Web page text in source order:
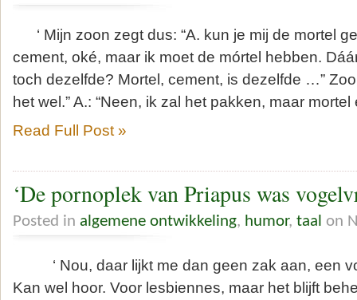
‘ Mijn zoon zegt dus: “A. kun je mij de mortel
cement, oké, maar ik moet de mórtel hebben.
toch dezelfde? Mortel, cement, is dezelfde …”
het wel.” A.: “Neen, ik zal het pakken, maar
Read Full Post »
‘De pornoplek van Priapus was
Posted in algemene ontwikkeling, humor, taal on
‘ Nou, daar lijkt me dan geen zak aan, een
Kan wel hoor. Voor lesbiennes, maar het blijft